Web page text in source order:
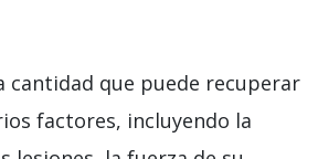
cantidad que puede recuperar
factores, incluyendo la